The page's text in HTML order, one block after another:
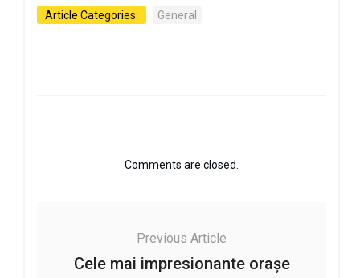
Article Categories: General
Comments are closed.
Previous Article
Cele mai impresionante orașe